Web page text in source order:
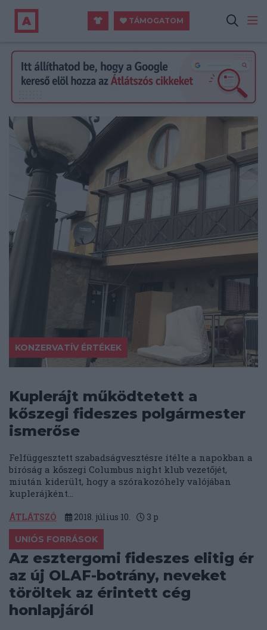
TÁMOGATOM
KONZERVATÍV ÉRTÉKEK
Kuplerájt működtetett a
kőszegi fideszes polgármester
ismerőse
Felfüggesztett szabadságvesztésre ítélte a napokban a
bíróság a kőszegi Columbus night klub vezetőjét,
miután kiderült, hogy a szórakozóhely valójában
kuplerájként...
ÁTLÁTSZÓ 2018. július 10. 3 p
UNIÓS FORRÁSOK
Az esztergomi fideszes elitig ér
az új OLAF-botrány, neveket
töröltek az érintett cég
honlapjáról